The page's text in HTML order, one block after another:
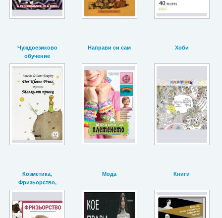
Чуждоезиково
обучение
Направи си сам Хоби
Козметика,
Фризьорство,
Маникюр
Мода Книги